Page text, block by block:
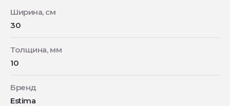
Ширина, см
30
Толщина, мм
10
Бренд
Estima